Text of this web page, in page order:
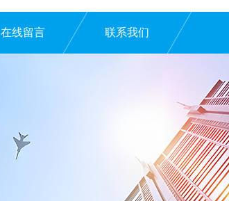
在线留言 联系我们